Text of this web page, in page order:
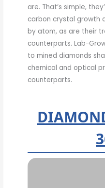
are. That’s simple,
carbon crystal growth
by atom, as are their
counterparts. Lab-
to mined diamonds
chemical and optical
counterparts.